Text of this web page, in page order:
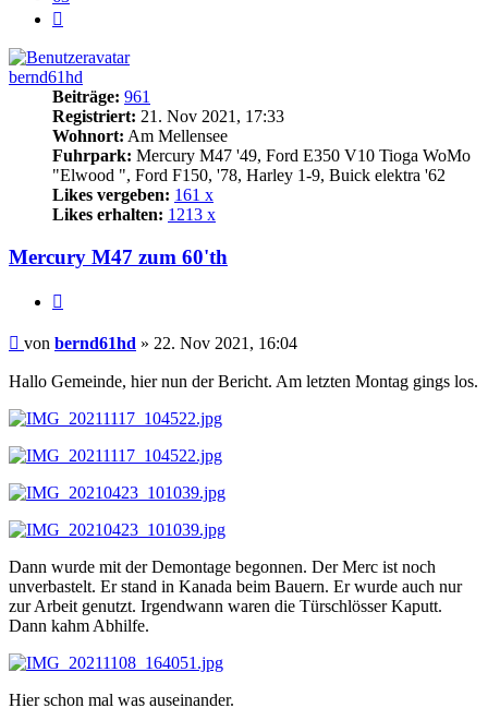
bernd61hd
Beiträge: 961
Registriert: 21. Nov 2021, 17:33
Wohnort: Am Mellensee
Fuhrpark: Mercury M47 '49, Ford E350 V10 Tioga WoMo
"Elwood ", Ford F150, '78, Harley 1-9, Buick elektra '62
Likes vergeben: 161 x
Likes erhalten: 1213 x
Mercury M47 zum 60'th
Beitrag
von bernd61hd » 22. Nov 2021, 16:04
Hallo Gemeinde, hier nun der Bericht. Am letzten Montag gings los.
Dann wurde mit der Demontage begonnen. Der Merc ist noch
unverbastelt. Er stand in Kanada beim Bauern. Er wurde auch nur
zur Arbeit genutzt. Irgendwann waren die Türschlösser Kaputt.
Dann kahm Abhilfe.
Hier schon mal was auseinander.